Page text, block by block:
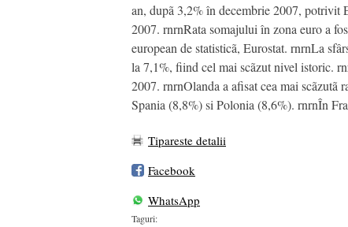
an, dupã 3,2% în decembrie 2007, potrivit
2007. rnrnRata somajului în zona euro a
european de statisticã, Eurostat. rnrnLa
la 7,1%, fiind cel mai scãzut nivel istoric.
2007. rnrnOlanda a afisat cea mai scãzutã
Spania (8,8%) si Polonia (8,6%). rnrnÎn
Tipareste detalii
Facebook
WhatsApp
Taguri: